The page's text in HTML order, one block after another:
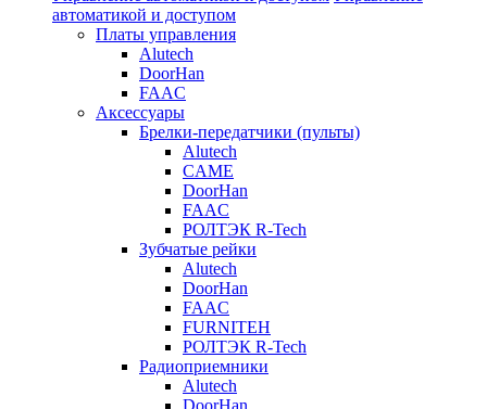
автоматикой и доступом
Платы управления
Alutech
DoorHan
FAAC
Аксессуары
Брелки-передатчики (пульты)
Alutech
CAME
DoorHan
FAAC
РОЛТЭК R-Tech
Зубчатые рейки
Alutech
DoorHan
FAAC
FURNITEH
РОЛТЭК R-Tech
Радиоприемники
Alutech
DoorHan